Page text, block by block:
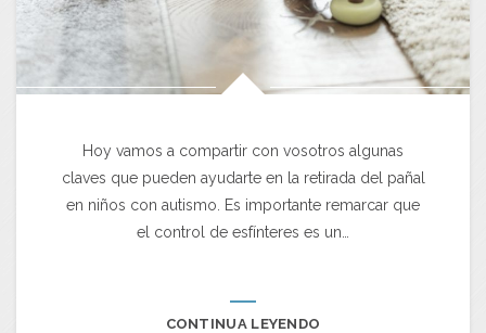
Hoy vamos a compartir con vosotros algunas
claves que pueden ayudarte en la retirada del pañal
en niños con autismo. Es importante remarcar que
el control de esfínteres es un…
CONTINUA LEYENDO